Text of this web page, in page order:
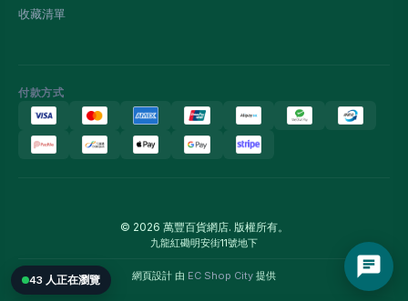
收藏清單
付款方式
© 2026 萬豐百貨網店. 版權所有。
九龍紅磡明安街11號地下
網頁設計 由 EC Shop City 提供
43 人正在瀏覽